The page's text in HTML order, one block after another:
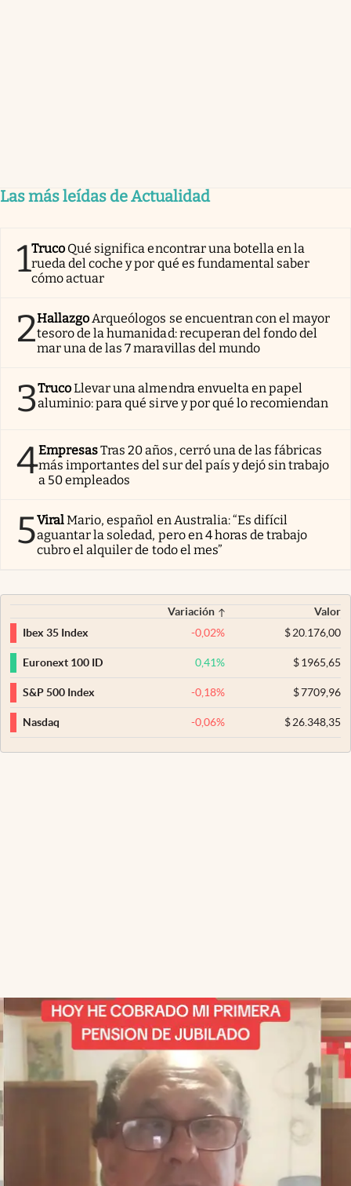
Las más leídas de Actualidad
1Truco Qué significa encontrar una botella en la
rueda del coche y por qué es fundamental saber
cómo actuar
2Hallazgo Arqueólogos se encuentran con el mayor
tesoro de la humanidad: recuperan del fondo del
mar una de las 7 maravillas del mundo
3TrucoLlevar una almendra envuelta en papel
aluminio: para qué sirve y por qué lo recomiendan
4EmpresasTras 20 años, cerró una de las fábricas
más importantes del sur del país y dejó sin trabajo
a 50 empleados
5ViralMario, español en Australia: “Es difícil
aguantar la soledad, pero en 4 horas de trabajo
cubro el alquiler de todo el mes”
Variación
Valor
Ibex 35 Index
-0,02% $20.176,00
Euronext 100 ID 0,41% $1965,65
S&P 500 Index -0,18% $7709,96
Nasdaq -0,06% $26.348,35